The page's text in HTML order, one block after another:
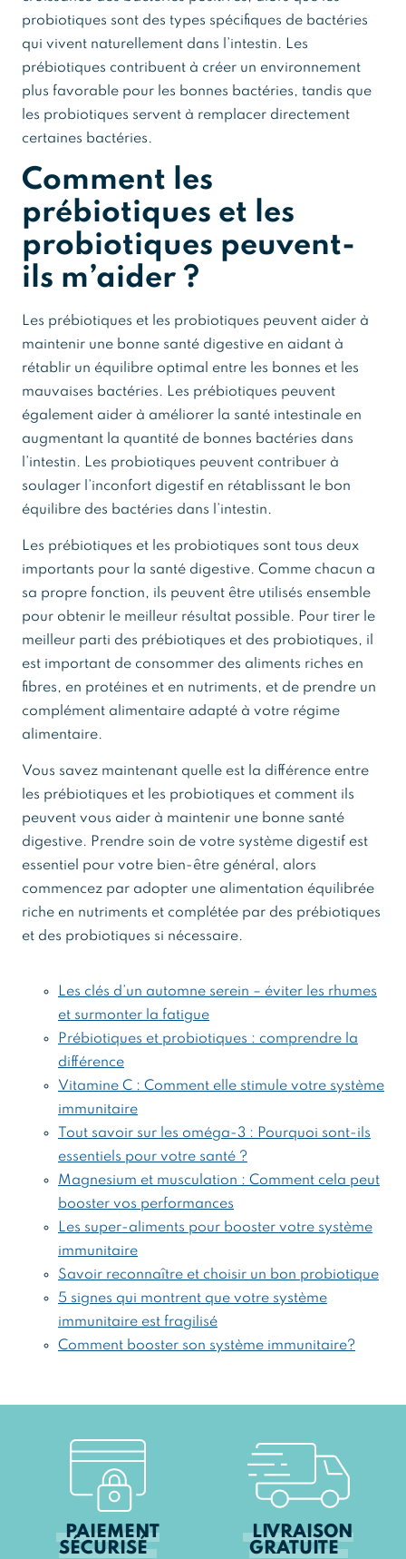
probiotiques sont des types spécifiques de bactéries
qui vivent naturellement dans l’intestin. Les
prébiotiques contribuent à créer un environnement
plus favorable pour les bonnes bactéries, tandis que
les probiotiques servent à remplacer directement
certaines bactéries.
Comment les
prébiotiques et les
probiotiques peuvent-
ils m’aider ?
Les prébiotiques et les probiotiques peuvent aider à
maintenir une bonne santé digestive en aidant à
rétablir un équilibre optimal entre les bonnes et les
mauvaises bactéries. Les prébiotiques peuvent
également aider à améliorer la santé intestinale en
augmentant la quantité de bonnes bactéries dans
l’intestin. Les probiotiques peuvent contribuer à
soulager l’inconfort digestif en rétablissant le bon
équilibre des bactéries dans l’intestin.
Les prébiotiques et les probiotiques sont tous deux
importants pour la santé digestive. Comme chacun a
sa propre fonction, ils peuvent être utilisés ensemble
pour obtenir le meilleur résultat possible. Pour tirer le
meilleur parti des prébiotiques et des probiotiques, il
est important de consommer des aliments riches en
fibres, en protéines et en nutriments, et de prendre un
complément alimentaire adapté à votre régime
alimentaire.
Vous savez maintenant quelle est la différence entre
les prébiotiques et les probiotiques et comment ils
peuvent vous aider à maintenir une bonne santé
digestive. Prendre soin de votre système digestif est
essentiel pour votre bien-être général, alors
commencez par adopter une alimentation équilibrée
riche en nutriments et complétée par des prébiotiques
et des probiotiques si nécessaire.
Les clés d’un automne serein – éviter les rhumes
et surmonter la fatigue
Prébiotiques et probiotiques : comprendre la
différence
Vitamine C : Comment elle stimule votre système
immunitaire
Tout savoir sur les oméga-3 : Pourquoi sont-ils
essentiels pour votre santé ?
Magnesium et musculation : Comment cela peut
booster vos performances
Les super-aliments pour booster votre système
immunitaire
Savoir reconnaître et choisir un bon probiotique
5 signes qui montrent que votre système
immunitaire est fragilisé
Comment booster son système immunitaire?
PAIEMENT
SÉCURISÉ
LIVRAISON
GRATUITE